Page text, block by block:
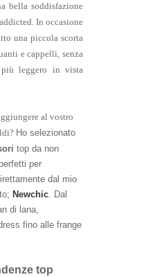
bella soddisfazione
In occasione
una piccola scorta
e cappelli, senza
più leggero in vista
al vostro
Ho selezionato
top da non
per
dal mio
Newchic . Dal
di lana,
fino alle frange
top